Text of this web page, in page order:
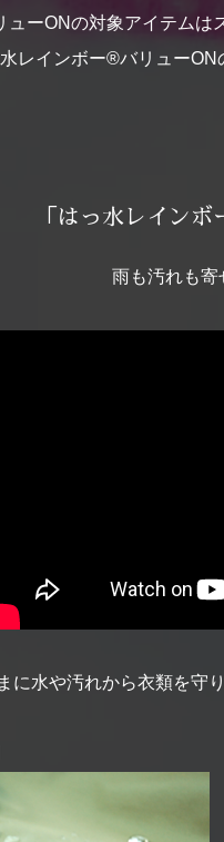
ーONの対象アイテムは
レインボー®バリュー
「はっ水レイン
雨も汚れも寄
に水や汚れから衣類を守